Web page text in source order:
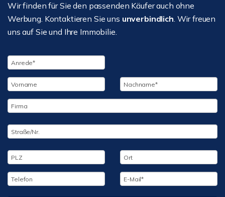
Wir finden für Sie den passenden Käufer auch ohne
Werbung. Kontaktieren Sie uns unverbindlich. Wir freuen
uns auf Sie und Ihre Immobilie.